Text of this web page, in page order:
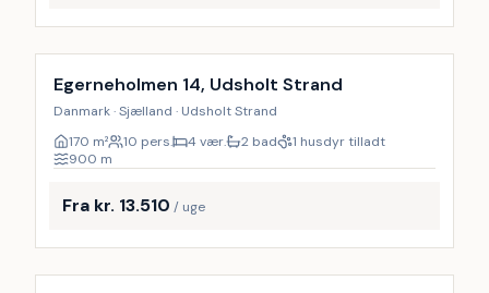
Inkl. rengøring
Egerneholmen 14, Udsholt Strand
Danmark · Sjælland · Udsholt Strand
170 m² 10 pers. 4 vær. 2 bad
1 husdyr tilladt
900 m
Fra kr. 13.510 / uge
Inkl. rengøring